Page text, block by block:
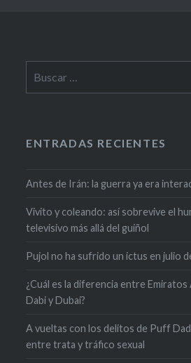
ENTRADAS RECIENTES
Antes de Irán: la guerra ya era
Vivito y coleando: así sobrevive el
televisivo más allá del guiñol
Pujol no ha sufrido un ictus en julio
¿Cuál es la diferencia entre
Dabi y Dubai?
A vueltas con los delitos de Puff
entre trata y tráfico sexual